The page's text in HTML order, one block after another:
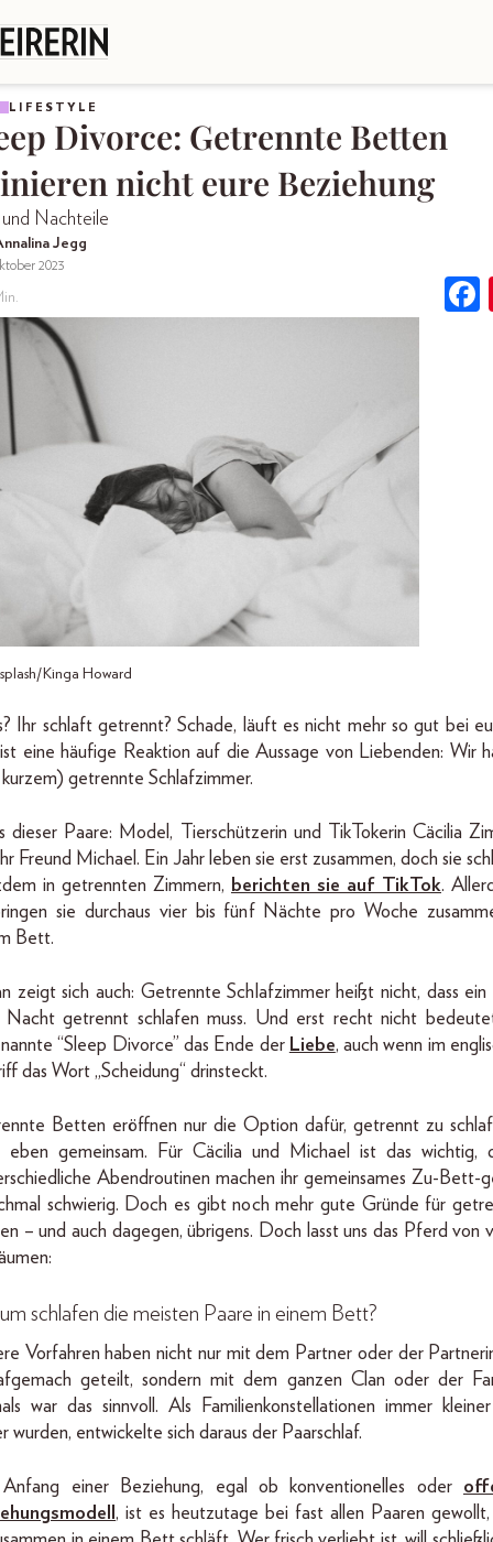
LIFESTYLE
Divorce: Getrennte Betten
nicht eure Beziehung
Nachteile
Jegg
2023
Kinga Howard
Ihr schlaft getrennt? Schade, läuft es nicht mehr so gut bei
eine häufige Reaktion auf die Aussage von Liebenden: Wir
getrennte Schlafzimmer.
dieser Paare: Model, Tierschützerin und TikTokerin Cäcilia
Freund Michael. Ein Jahr leben sie erst zusammen, doch sie
in getrennten Zimmern, berichten sie auf TikTok.
sie durchaus vier bis fünf Nächte pro Woche
Bett.
zeigt sich auch: Getrennte Schlafzimmer heißt nicht, dass ein
Nacht getrennt schlafen muss. Und erst recht nicht
“Sleep Divorce” das Ende der Liebe, auch wenn im
das Wort „Scheidung“ drinsteckt.
Betten eröffnen nur die Option dafür, getrennt zu
eben gemeinsam. Für Cäcilia und Michael ist das wichtig,
Abendroutinen machen ihr gemeinsames Zu-Bett-
schwierig. Doch es gibt noch mehr gute Gründe für
– und auch dagegen, übrigens. Doch lasst uns das Pferd von
schlafen die meisten Paare in einem Bett?
Vorfahren haben nicht nur mit dem Partner oder der
geteilt, sondern mit dem ganzen Clan oder der
war das sinnvoll. Als Familienkonstellationen immer
wurden, entwickelte sich daraus der Paarschlaf.
einer Beziehung, egal ob konventionelles oder
, ist es heutzutage bei fast allen Paaren gewollt,